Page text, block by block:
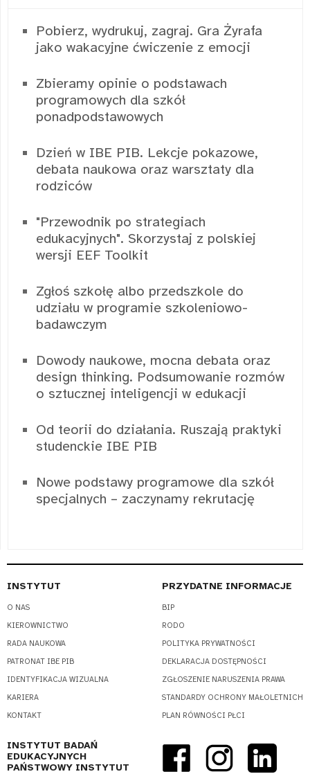
Pobierz, wydrukuj, zagraj. Gra Żyrafa
jako wakacyjne ćwiczenie z emocji
Zbieramy opinie o podstawach
programowych dla szkół
ponadpodstawowych
Dzień w IBE PIB. Lekcje pokazowe,
debata naukowa oraz warsztaty dla
rodziców
"Przewodnik po strategiach
edukacyjnych". Skorzystaj z polskiej
wersji EEF Toolkit
Zgłoś szkołę albo przedszkole do
udziału w programie szkoleniowo-
badawczym
Dowody naukowe, mocna debata oraz
design thinking. Podsumowanie rozmów
o sztucznej inteligencji w edukacji
Od teorii do działania. Ruszają praktyki
studenckie IBE PIB
Nowe podstawy programowe dla szkół
specjalnych – zaczynamy rekrutację
INSTYTUT
O NAS
KIEROWNICTWO
RADA NAUKOWA
PATRONAT IBE PIB
IDENTYFIKACJA WIZUALNA
KARIERA
KONTAKT
PRZYDATNE INFORMACJE
BIP
RODO
POLITYKA PRYWATNOŚCI
DEKLARACJA DOSTĘPNOŚCI
ZGŁOSZENIE NARUSZENIA PRAWA
STANDARDY OCHRONY MAŁOLETNICH
PLAN RÓWNOŚCI PŁCI
INSTYTUT BADAŃ
EDUKACYJNYCH
PAŃSTWOWY INSTYTUT